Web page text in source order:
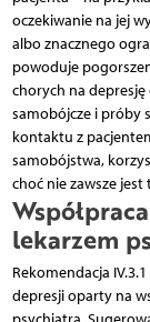
oczekiwanie na jej
albo znacznego
powoduje
chorych na
samobójcze i próby
kontaktu z
samobójstwa,
choć nie zawsze jest
lekarzem
Rekomendacja
depresji oparty na